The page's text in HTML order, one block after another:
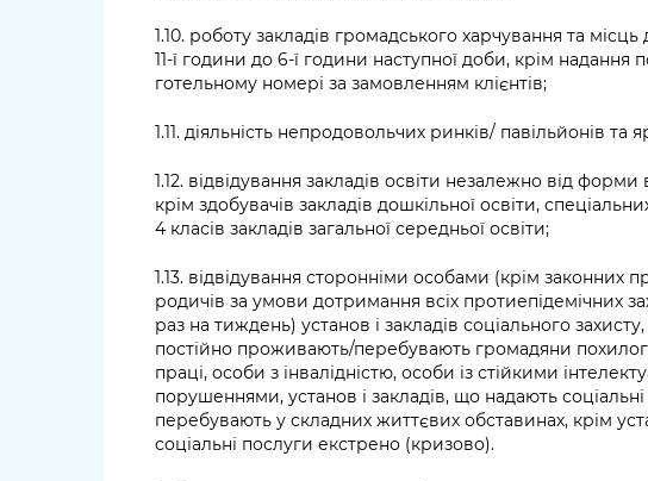
1.10. роботу закладів громадського харчування та
11-ї години до 6-ї години наступної доби, крім надання
готельному номері за замовленням клієнтів;
1.11. діяльність непродовольчих ринків/ павільйонів та
1.12. відвідування закладів освіти незалежно від форми
крім здобувачів закладів дошкільної освіти,
4 класів закладів загальної середньої освіти;
1.13. відвідування сторонніми особами (крім законних
родичів за умови дотримання всіх протиепідемічних
раз на тиждень) установ і закладів соціального
постійно проживають/перебувають громадяни
праці, особи з інвалідністю, особи із стійкими
порушеннями, установ і закладів, що надають соціальні
перебувають у складних життєвих обставинах, крім
соціальні послуги екстрено (кризово).